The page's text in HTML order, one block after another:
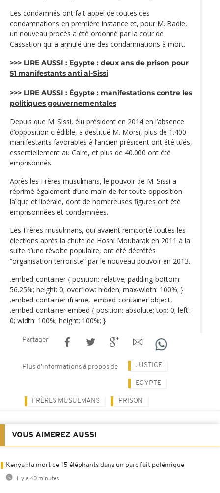
Les condamnés ont fait appel de toutes ces
condamnations en première instance et, pour M. Badie,
un nouveau procès a été ordonné par la cour de
Cassation qui a annulé une des condamnations à mort.
>>> LIRE AUSSI : Egypte : deux ans de prison pour
51 manifestants anti al-Sissi
>>> LIRE AUSSI : Égypte : manifestations contre les
politiques gouvernementales
Depuis que M. Sissi, élu président en 2014 en l’absence
d’opposition crédible, a destitué M. Morsi, plus de 1.400
manifestants favorables à l’ancien président ont été tués,
essentiellement au Caire, et plus de 40.000 ont été
emprisonnés.
Après les Frères musulmans, le pouvoir de M. Sissi a
réprimé également d’une main de fer toute opposition
laïque et libérale, dont de nombreuses figures ont été
emprisonnées et condamnées.
Les Frères musulmans, qui avaient remporté toutes les
élections après la chute de Hosni Moubarak en 2011 à la
suite d’une révolte populaire, ont été décrétés
“organisation terroriste” par le nouveau pouvoir en 2013.
.embed-container { position: relative; padding-bottom:
56.25%; height: 0; overflow: hidden; max-width: 100%; }
.embed-container iframe, .embed-container object,
.embed-container embed { position: absolute; top: 0; left:
0; width: 100%; height: 100%; }
Partager
Plus d'informations à propos de JUSTICE
EGYPTE
FRÈRES MUSULMANS PRISON
VOUS AIMEREZ AUSSI
Kenya : la mort de 15 éléphants dans un parc fait polémique
Il y a 40 minutes